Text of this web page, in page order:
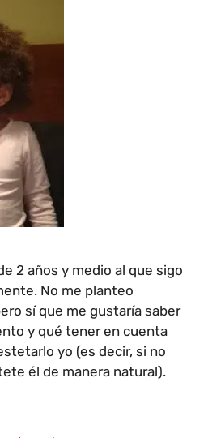
2 años y medio al que sigo
No me planteo
sí que me gustaría saber
y qué tener en cuenta
yo (es decir, si no
él de manera natural).